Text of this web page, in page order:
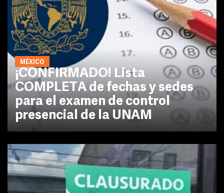
MÉXICO
¡CONFIRMADO! Lista
COMPLETA de fechas y sedes
para el examen de control
presencial de la UNAM